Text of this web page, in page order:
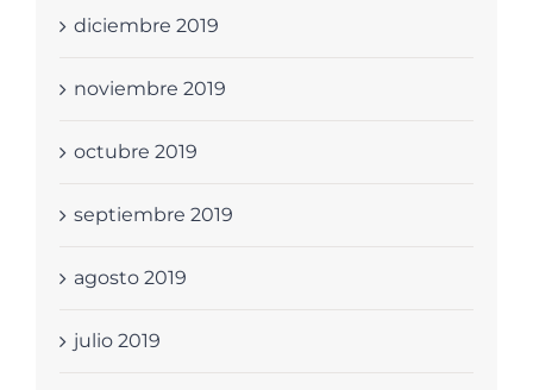
diciembre 2019
noviembre 2019
octubre 2019
septiembre 2019
agosto 2019
julio 2019